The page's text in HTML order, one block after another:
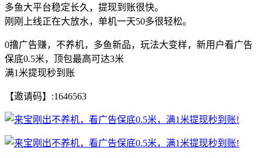
多鱼大平台稳定长久，提现到账很快。
刚刚上线正在大放水，单机一天50多很轻松。
0撸广告赚，不养机，多鱼新品，玩法大变样，新用户看广告
保底0.5米，顶包最高可达3米
满1米提现秒到账
【邀请码】:1646563